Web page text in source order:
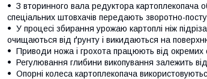
З вторинного вала редуктора
спеціальних штовхачів передають зворотно-
У процесі збирання урожаю картоплі ніж
очищаються від ґрунту і викидаються на
Приводи ножа і грохота працюють від окремих
Регулювання глибини викопування залежить
Опорні колеса картоплекопача